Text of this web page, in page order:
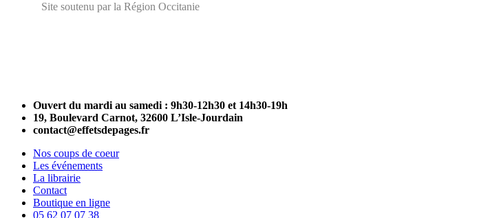
Site soutenu par la Région Occitanie
Close
Menu
Ouvert du mardi au samedi : 9h30-12h30 et 14h30-19h
19, Boulevard Carnot, 32600 L’Isle-Jourdain
contact@effetsdepages.fr
Nos coups de coeur
Les événements
La librairie
Contact
Boutique en ligne
05 62 07 07 38